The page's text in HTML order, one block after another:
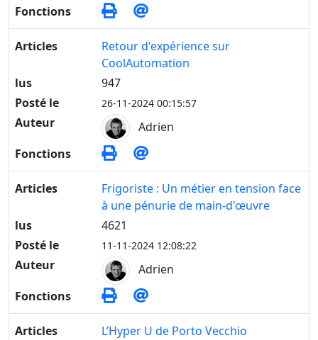
Fonctions
Articles
Retour d'expérience sur
CoolAutomation
lus
947
Posté le
26-11-2024 00:15:57
Auteur
Adrien
Fonctions
Articles
Frigoriste : Un métier en tension face
à une pénurie de main-d'œuvre
lus
4621
Posté le
11-11-2024 12:08:22
Auteur
Adrien
Fonctions
Articles
L’Hyper U de Porto Vecchio